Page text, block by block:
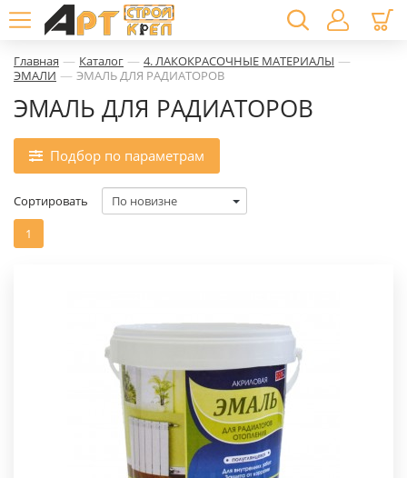
Главная — Каталог — 4. ЛАКОКРАСОЧНЫЕ МАТЕРИАЛЫ —
ЭМАЛИ — ЭМАЛЬ ДЛЯ РАДИАТОРОВ
ЭМАЛЬ ДЛЯ РАДИАТОРОВ
Подбор по параметрам
1
Сортировать